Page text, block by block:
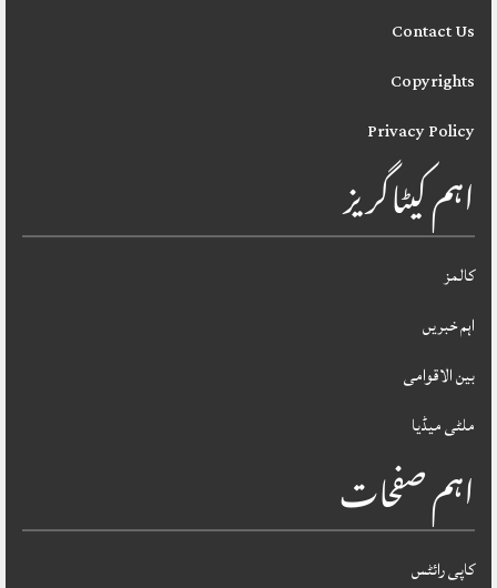
Contact Us
Copyrights
Privacy Policy
اہم کیٹاگریز
کالمز
اہم خبریں
بین الاقوامی
ملٹی میڈیا
اہم صفحات
کاپی رائٹس